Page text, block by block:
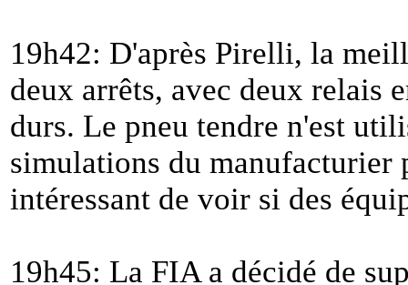
19h42: D'après Pirelli, la
deux arrêts, avec deux relais
durs. Le pneu tendre n'est
simulations du manufacturier
intéressant de voir si des
19h45: La FIA a décidé de